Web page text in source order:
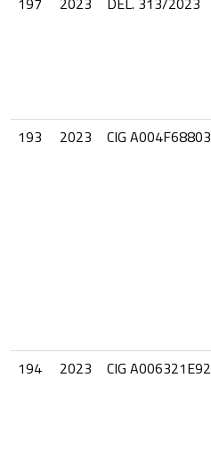
193
2023 CIG A004F68803
194
2023 CIG A006321E92